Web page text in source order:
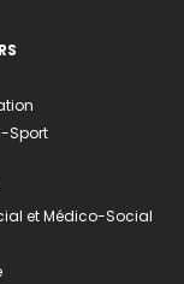
Sport
et Médico-Social